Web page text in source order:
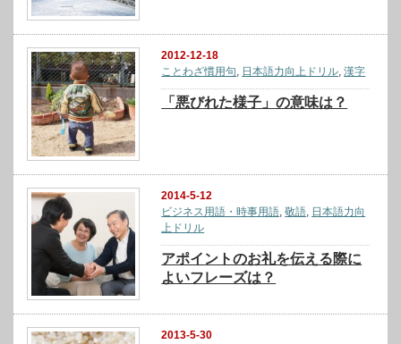
2012-12-18
ことわざ慣用句, 日本語力向上ドリル,漢字
「悪びれた様子」の意味は？
2014-5-12
ビジネス用語・時事用語 ,敬語 日本語力向
上ドリル
アポイントのお礼を伝える際に
よいフレーズは？
2013-5-30